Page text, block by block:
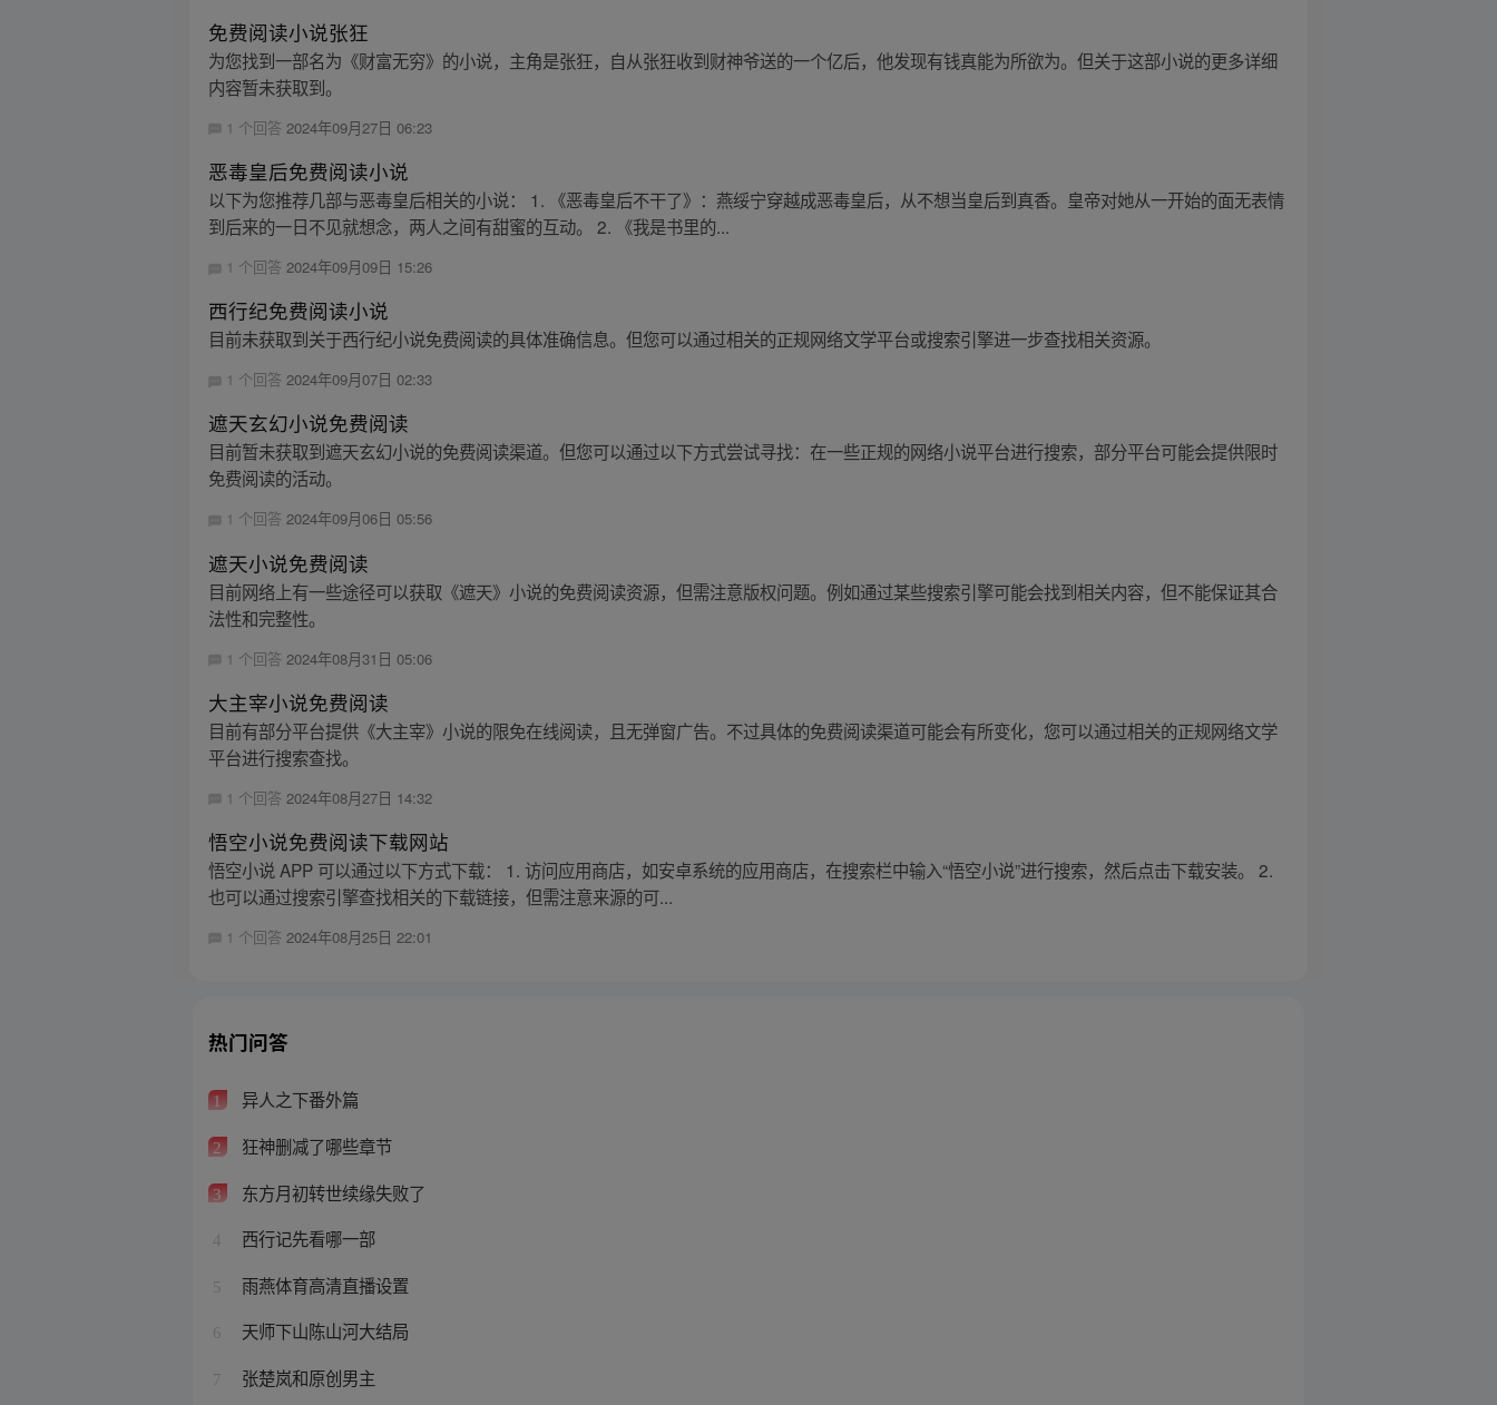
免费阅读小说张狂
为您找到一部名为《财富无穷》的小说，主角是张狂，自从张狂收到财神爷送的一个亿后，他发现有钱真能为所欲为。但关于这部小说的更多详细
内容暂未获取到。
1 个回答 2024年09月27日 06:23
恶毒皇后免费阅读小说
以下为您推荐几部与恶毒皇后相关的小说： 1. 《恶毒皇后不干了》：燕绥宁穿越成恶毒皇后，从不想当皇后到真香。皇帝对她从一开始的面无表情
到后来的一日不见就想念，两人之间有甜蜜的互动。 2. 《我是书里的...
1 个回答2024年09月09日 15:26
西行纪免费阅读小说
目前未获取到关于西行纪小说免费阅读的具体准确信息。但您可以通过相关的正规网络文学平台或搜索引擎进一步查找相关资源。
1 个回答2024年09月07日 02:33
遮天玄幻小说免费阅读
目前暂未获取到遮天玄幻小说的免费阅读渠道。但您可以通过以下方式尝试寻找：在一些正规的网络小说平台进行搜索，部分平台可能会提供限时
免费阅读的活动。
1 个回答2024年09月06日 05:56
遮天小说免费阅读
目前网络上有一些途径可以获取《遮天》小说的免费阅读资源，但需注意版权问题。例如通过某些搜索引擎可能会找到相关内容，但不能保证其合
法性和完整性。
1 个回答 2024年08月31日 05:06
大主宰小说免费阅读
目前有部分平台提供《大主宰》小说的限免在线阅读，且无弹窗广告。不过具体的免费阅读渠道可能会有所变化，您可以通过相关的正规网络文学
平台进行搜索查找。
1 个回答 2024年08月27日 14:32
悟空小说免费阅读下载网站
悟空小说 APP 可以通过以下方式下载： 1. 访问应用商店，如安卓系统的应用商店，在搜索栏中输入“悟空小说”进行搜索，然后点击下载安装。 2.
也可以通过搜索引擎查找相关的下载链接，但需注意来源的可...
1 个回答2024年08月25日 22:01
热门问答
1 异人之下番外篇
2 狂神删减了哪些章节
3 东方月初转世续缘失败了
4 西行记先看哪一部
5 雨燕体育高清直播设置
6 天师下山陈山河大结局
7 张楚岚和原创男主